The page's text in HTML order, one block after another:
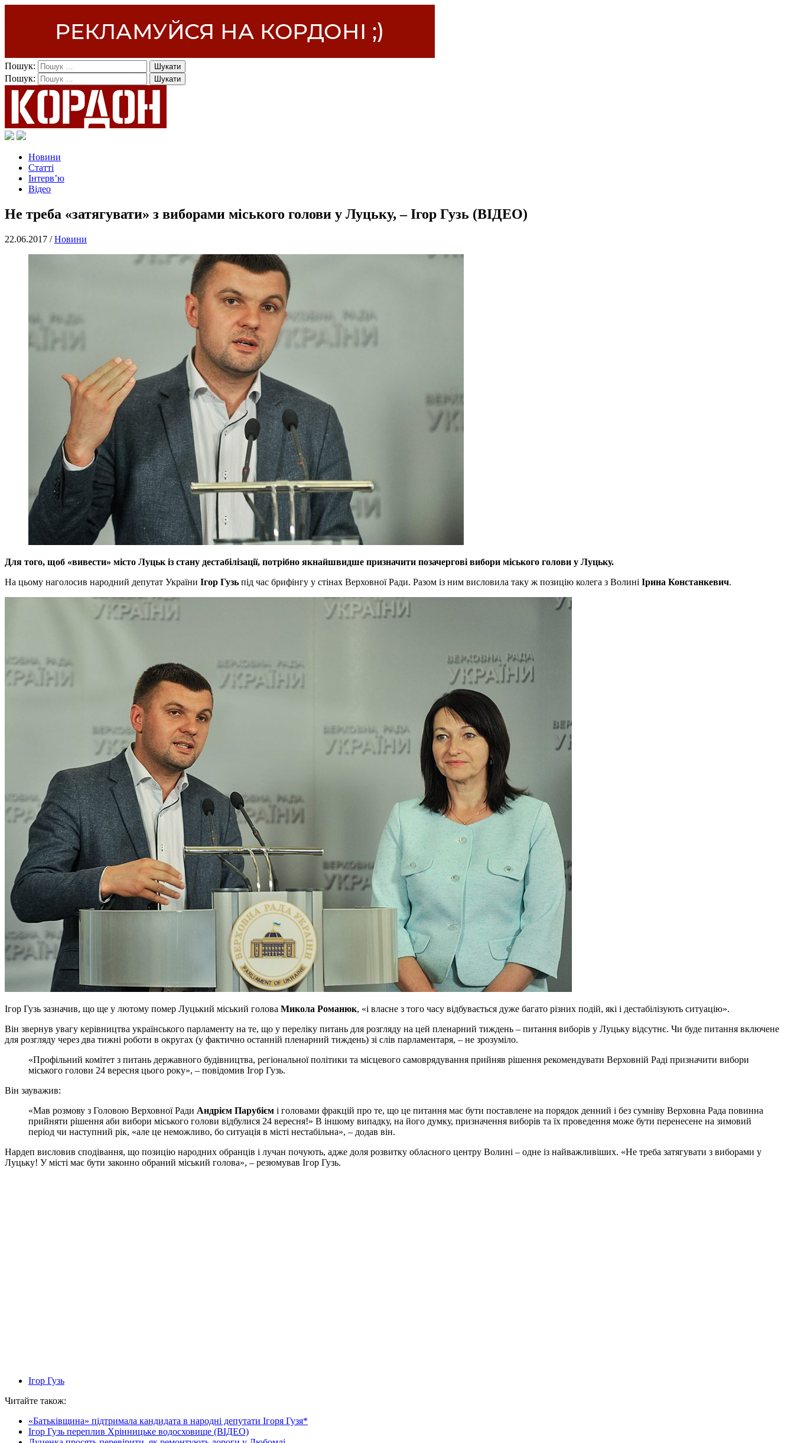
Пошук:
Пошук:
Новини
Статті
Інтерв’ю
Відео
Не треба «затягувати» з виборами міського голови у Луцьку, – Ігор Гузь (ВІДЕО)
22.06.2017 /Новини
Для того, щоб «вивести» місто Луцьк із стану дестабілізації, потрібно якнайшвидше призначити позачергові вибори міського голови у Луцьку.
На цьому наголосив народний депутат України Ігор Гузь під час брифінгу у стінах Верховної Ради. Разом із ним висловила таку ж позицію колега з Волині Ірина Констанкевич.
Ігор Гузь зазначив, що ще у лютому помер Луцький міський голова Микола Романюк, «і власне з того часу відбувається дуже багато різних подій, які і дестабілізують ситуацію».
Він звернув увагу керівництва українського парламенту на те, що у переліку питань для розгляду на цей пленарний тиждень – питання виборів у Луцьку відсутнє. Чи буде питання включене
для розгляду через два тижні роботи в округах (у фактично останній пленарний тиждень) зі слів парламентаря, – не зрозуміло.
«Профільний комітет з питань державного будівництва, регіональної політики та місцевого самоврядування прийняв рішення рекомендувати Верховній Раді призначити вибори
міського голови 24 вересня цього року», – повідомив Ігор Гузь.
Він зауважив:
«Мав розмову з Головою Верховної Ради Андрієм Парубієм і головами фракцій про те, що це питання має бути поставлене на порядок денний і без сумніву Верховна Рада повинна
прийняти рішення аби вибори міського голови відбулися 24 вересня!» В іншому випадку, на його думку, призначення виборів та їх проведення може бути перенесене на зимовий
період чи наступний рік, «але це неможливо, бо ситуація в місті нестабільна», – додав він.
Нардеп висловив сподівання, що позицію народних обранців і лучан почують, адже доля розвитку обласного центру Волині – одне із найважливіших. «Не треба затягувати з виборами у
Луцьку! У місті має бути законно обраний міський голова», – резюмував Ігор Гузь.
Ігор Гузь
Читайте також:
«Батьківщина» підтримала кандидата в народні депутати Ігоря Гузя*
Ігор Гузь переплив Хрінницьке водосховище (ВІДЕО)